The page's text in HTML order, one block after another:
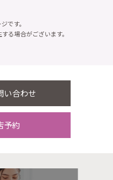
です。
る場合がございます。
い合わせ
予約